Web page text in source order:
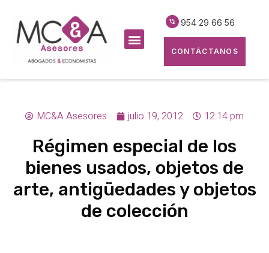
954 29 66 56
CONTÁCTANOS
MC&A Asesores julio 19, 2012 12:14 pm
Régimen especial de los
bienes usados, objetos de
arte, antigüedades y objetos
de colección